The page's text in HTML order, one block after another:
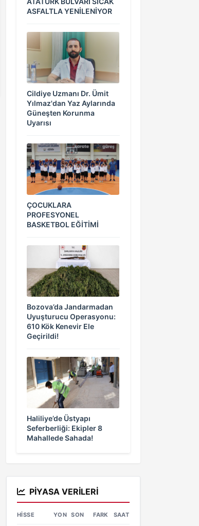
ASFALTLA YENİLENİYOR
Cildiye Uzmanı Dr. Ümit
Yılmaz'dan Yaz Aylarında
Güneşten Korunma
Uyarısı
ÇOCUKLARA
PROFESYONEL
BASKETBOL EĞİTİMİ
Bozova’da Jandarmadan
Uyuşturucu Operasyonu:
610 Kök Kenevir Ele
Geçirildi!
Haliliye’de Üstyapı
Seferberliği: Ekipler 8
Mahallede Sahada!
PIYASA VERILERI
HISSE YON SON FARK SAAT